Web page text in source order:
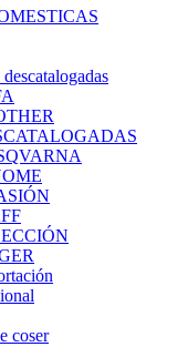
coser